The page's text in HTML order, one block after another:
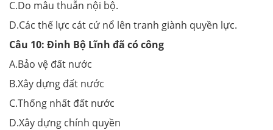
C.Do mâu thuẫn nội bộ.
D.Các thế lực cát cứ nổ lên tranh giành quyền lực.
Câu 10: Đinh Bộ Lĩnh đã có công
A.Bảo vệ đất nước
B.Xây dựng đất nước
C.Thống nhất đất nước
D.Xây dựng chính quyền